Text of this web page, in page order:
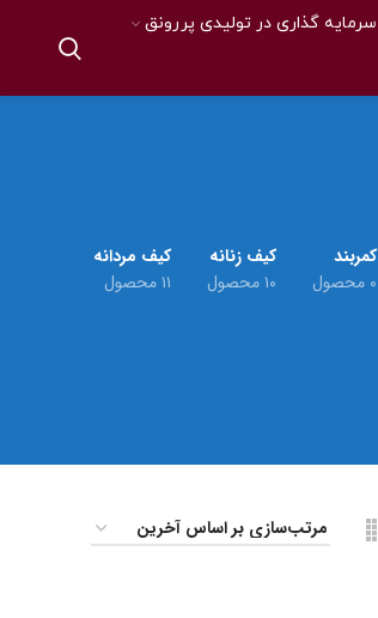
سرمایه گذاری در تولیدی پررونق
کمربند
۰ محصول
کیف زنانه
۱۰ محصول
کیف مردانه
۱۱ محصول